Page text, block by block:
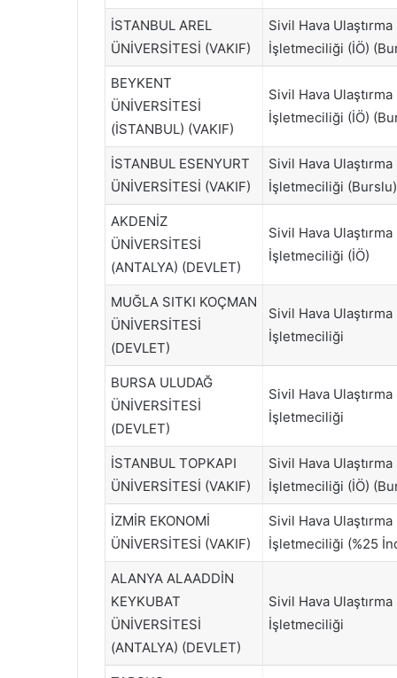
İSTANBUL AREL
ÜNİVERSİTESİ (VAKIF)
Sivil Hava Ulaştırma
İşletmeciliği (İÖ)
BEYKENT
ÜNİVERSİTESİ
(İSTANBUL) (VAKIF)
Sivil Hava Ulaştırma
İşletmeciliği (İÖ)
İSTANBUL ESENYURT
ÜNİVERSİTESİ (VAKIF)
Sivil Hava Ulaştırma
İşletmeciliği (Burslu)
AKDENİZ
ÜNİVERSİTESİ
(ANTALYA) (DEVLET)
Sivil Hava Ulaştırma
İşletmeciliği (İÖ)
MUĞLA SITKI KOÇMAN
ÜNİVERSİTESİ
(DEVLET)
Sivil Hava Ulaştırma
İşletmeciliği
BURSA ULUDAĞ
ÜNİVERSİTESİ
(DEVLET)
Sivil Hava Ulaştırma
İşletmeciliği
İSTANBUL TOPKAPI
ÜNİVERSİTESİ (VAKIF)
Sivil Hava Ulaştırma
İşletmeciliği (İÖ)
İZMİR EKONOMİ
ÜNİVERSİTESİ (VAKIF)
Sivil Hava Ulaştırma
İşletmeciliği (%25
ALANYA ALAADDİN
KEYKUBAT
ÜNİVERSİTESİ
(ANTALYA) (DEVLET)
Sivil Hava Ulaştırma
İşletmeciliği